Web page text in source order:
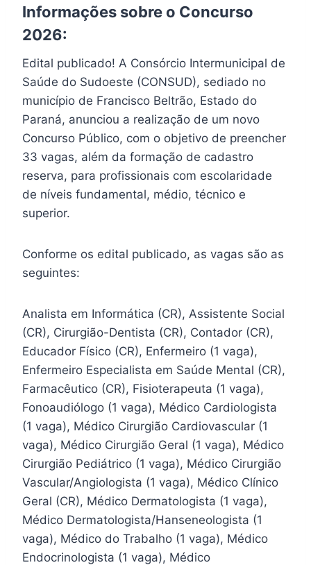
Informações sobre o Concurso
2026:
Edital publicado! A Consórcio Intermunicipal de
Saúde do Sudoeste (CONSUD), sediado no
município de Francisco Beltrão, Estado do
Paraná, anunciou a realização de um novo
Concurso Público, com o objetivo de preencher
33 vagas, além da formação de cadastro
reserva, para profissionais com escolaridade
de níveis fundamental, médio, técnico e
superior.
Conforme os edital publicado, as vagas são as
seguintes:
Analista em Informática (CR), Assistente Social
(CR), Cirurgião-Dentista (CR), Contador (CR),
Educador Físico (CR), Enfermeiro (1 vaga),
Enfermeiro Especialista em Saúde Mental (CR),
Farmacêutico (CR), Fisioterapeuta (1 vaga),
Fonoaudiólogo (1 vaga), Médico Cardiologista
(1 vaga), Médico Cirurgião Cardiovascular (1
vaga), Médico Cirurgião Geral (1 vaga), Médico
Cirurgião Pediátrico (1 vaga), Médico Cirurgião
Vascular/Angiologista (1 vaga), Médico Clínico
Geral (CR), Médico Dermatologista (1 vaga),
Médico Dermatologista/Hanseneologista (1
vaga), Médico do Trabalho (1 vaga), Médico
Endocrinologista (1 vaga), Médico